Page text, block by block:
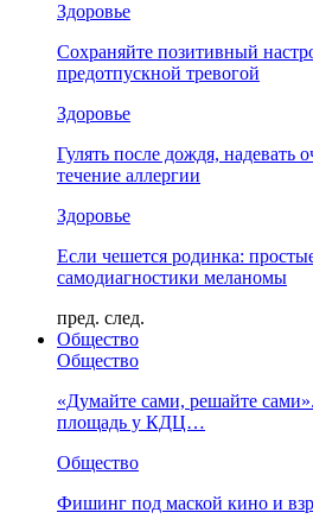
Здоровье
Сохраняйте позитивный
предотпускной тревогой
Здоровье
Гулять после дождя, надевать
течение аллергии
Здоровье
Если чешется родинка:
самодиагностики меланомы
пред. след.
Общество
Общество
«Думайте сами, решайте
площадь у КДЦ…
Общество
Фишинг под маской кино и